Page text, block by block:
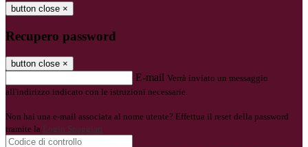
button close ×
Recupero password
button close ×
E-mail Verrà inviato un messaggio
all'indirizzo indicato con le istruzioni necessarie.
Non hai una e-mail associata al nome utente? Effettua il reset della password
tramite la Login Spaggiari